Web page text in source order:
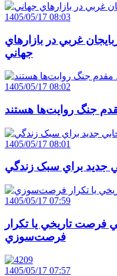
1405/05/17 08:03
غربي در بازارهاي
جهاني
1405/05/17 08:02
جنگ روايت‌ها هستند
1405/05/17 08:01
جديد براي سبک زندگي
1405/05/17 07:59
فرصت تاريخي يا تکرار
فرصت‌سوزي
1405/05/17 07:57